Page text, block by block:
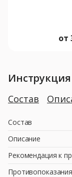
от
Состав
Состав
Описание
Рекомендация к
Противопоказания